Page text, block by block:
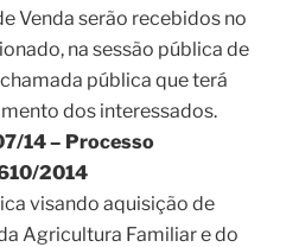
Venda serão recebidos no
na sessão pública de
pública que terá
dos interessados.
14 – Processo
2014
visando aquisição de
Agricultura Familiar e do